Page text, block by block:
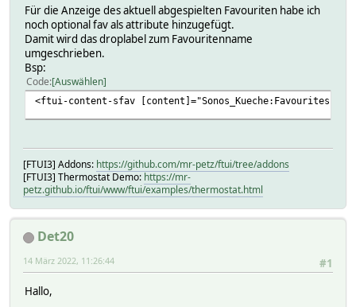
Für die Anzeige des aktuell abgespielten Favouriten habe ich
noch optional fav als attribute hinzugefügt.
Damit wird das droplabel zum Favouritenname
umgeschrieben.
Bsp:
Code Auswählen
<ftui-content-sfav [content]="Sonos_Kueche:Favourites |
[FTUI3] Addons: https://github.com/mr-petz/ftui/tree/addons
[FTUI3] Thermostat Demo: https://mr-
petz.github.io/ftui/www/ftui/examples/thermostat.html
Det20
#1
14 März 2022, 11:26:44
Hallo,